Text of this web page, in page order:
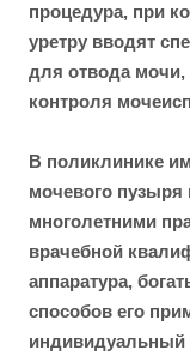
процедура, при
уретру вводят
для отвода мочи,
контроля
В поликлинике
мочевого пузыря
многолетними
врачебной
аппаратура,
способов его
индивидуальный